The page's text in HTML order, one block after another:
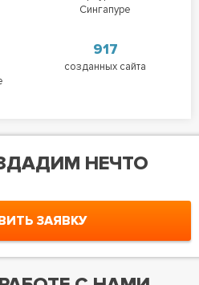
Сингапуре
917
созданных сайта
НЕЧТО
ЗАЯВКУ